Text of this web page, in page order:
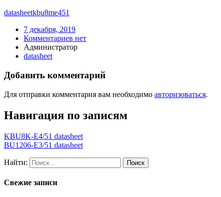
datasheetkbu8me451
7 декабря, 2019
Комментариев нет
Администратор
datasheet
Добавить комментарий
Для отправки комментария вам необходимо авторизоваться.
Навигация по записям
KBU8K-E4/51 datasheet
BU1206-E3/51 datasheet
Найти:
Свежие записи